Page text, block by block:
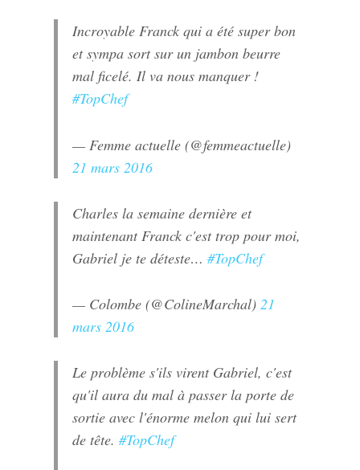
Incroyable Franck qui a été super bon
et sympa sort sur un jambon beurre
mal ficelé. Il va nous manquer !
#TopChef
— Femme actuelle (@femmeactuelle)
21 mars 2016
Charles la semaine dernière et
maintenant Franck c'est trop pour moi,
Gabriel je te déteste…#TopChef
— Colombe (@ColineMarchal)21
mars 2016
Le problème s'ils virent Gabriel, c'est
qu'il aura du mal à passer la porte de
sortie avec l'énorme melon qui lui sert
de tête.#TopChef